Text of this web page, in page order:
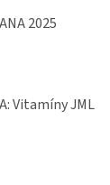
2025
Vitamíny JML